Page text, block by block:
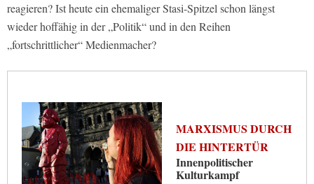
reagieren? Ist heute ein ehemaliger Stasi-Spitzel schon längst
wieder hoffähig in der „Politik“ und in den Reihen
„fortschrittlicher“ Medienmacher?
MARXISMUS DURCH
DIE HINTERTÜR
Innenpolitischer
Kulturkampf